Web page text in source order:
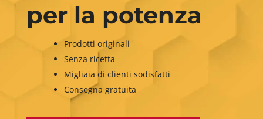
per la potenza
Prodotti originali
Senza ricetta
Migliaia di clienti sodisfatti
Consegna gratuita